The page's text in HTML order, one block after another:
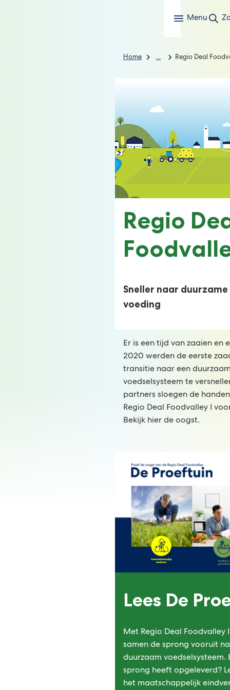
Menu
Home ... Regio Deal
Regio
Sneller naar
voeding
Er is een tijd van zaaien en
2020 werden de eerste
transitie naar een
voedselsysteem te
partners sloegen de
Regio Deal Foodvalley I
Bekijk hier de oogst.
Lees De
Met Regio Deal Foodvalley
samen de sprong vooruit
duurzaam voedselsysteem.
sprong heeft opgeleverd?
het maatschappelijk